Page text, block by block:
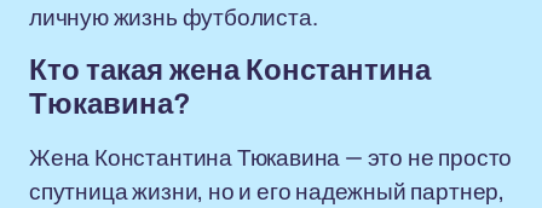
личную жизнь футболиста.
Кто такая жена Константина
Тюкавина?
Жена Константина Тюкавина — это не просто
спутница жизни, но и его надежный партнер,